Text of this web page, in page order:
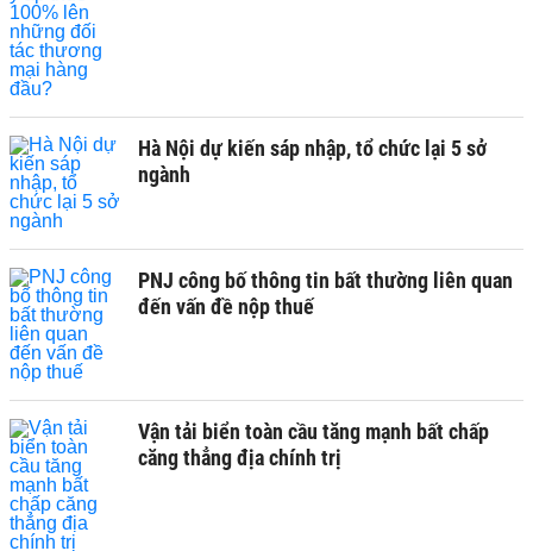
Hà Nội dự kiến sáp nhập, tổ chức lại 5 sở
ngành
PNJ công bố thông tin bất thường liên quan
đến vấn đề nộp thuế
Vận tải biển toàn cầu tăng mạnh bất chấp
căng thẳng địa chính trị